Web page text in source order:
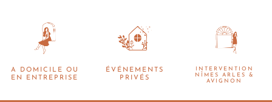
A DOMICILE OU
EN ENTREPRISE
ÉVÉNEMENTS
PRIVÉS
INTERVENTION
NÎMES ARLES &
AVIGNON